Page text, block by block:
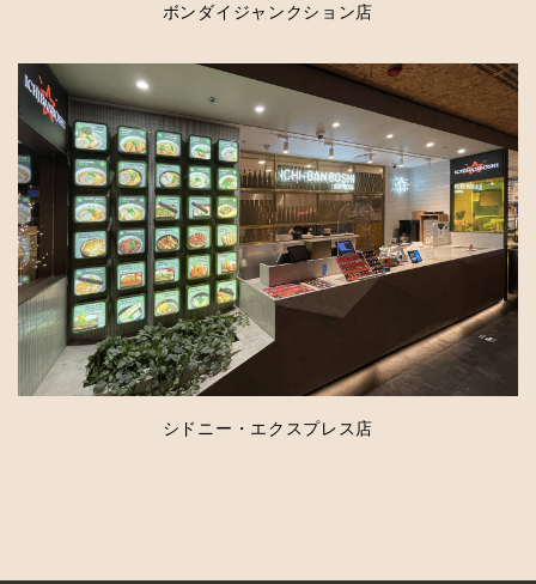
ボンダイジャンクション店
シドニー・エクスプレス店